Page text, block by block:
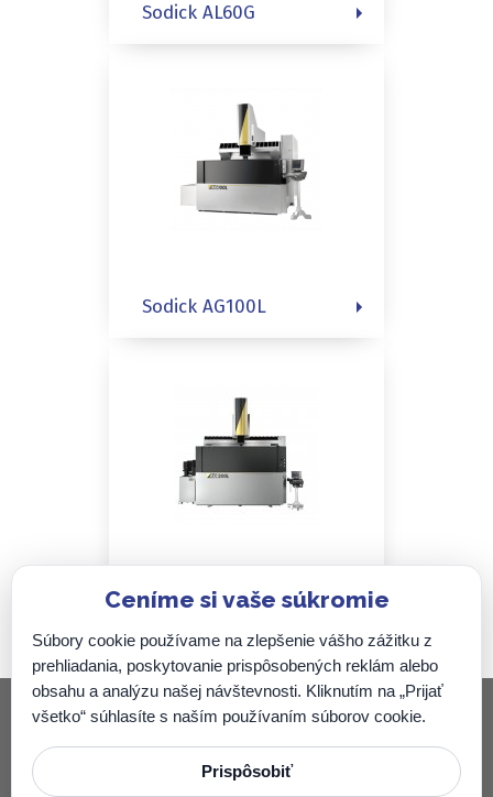
Sodick AL60G
Sodick AG100L
Sodick AG200L
Zenit SK, s.r.o.
Nová 831/78, 972 41 Koš
Ceníme si vaše súkromie
Súbory cookie používame na zlepšenie vášho zážitku z
prehliadania, poskytovanie prispôsobených reklám alebo
obsahu a analýzu našej návštevnosti. Kliknutím na „Prijať
všetko“ súhlasíte s naším používaním súborov cookie.
Prispôsobiť